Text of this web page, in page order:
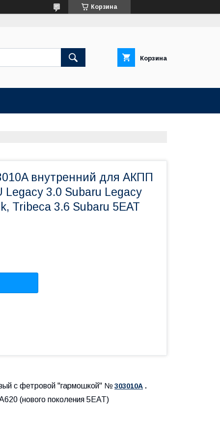
Корзина
Корзина
внутренний для АКПП
Legacy 3.0 Subaru Legacy
Tribeca 3.6 Subaru 5EAT
с фетровой "гармошкой" № 303010A .
(нового поколения 5ЕАТ)